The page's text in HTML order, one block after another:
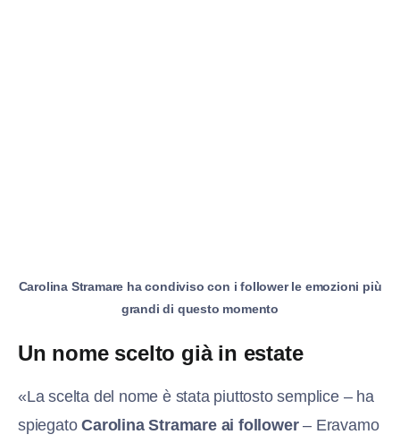
Carolina Stramare ha condiviso con i follower le emozioni più
grandi di questo momento
Un nome scelto già in estate
«La scelta del nome è stata piuttosto semplice – ha
spiegatoCarolina Stramare ai follower– Eravamo